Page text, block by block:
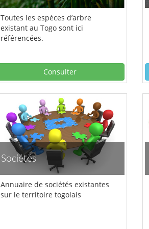
Toutes les espèces d’arbre
existant au Togo sont ici
référencées.
Consulter
Sociétés
Annuaire de sociétés existantes
sur le territoire togolais